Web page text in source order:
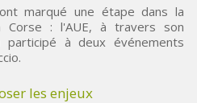
Corse : l'AUE, à travers son
participé à deux événements
les enjeux